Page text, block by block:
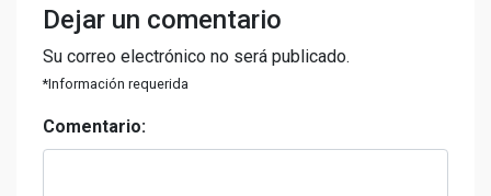
Dejar un comentario
Su correo electrónico no será publicado.
*Información requerida
Comentario: